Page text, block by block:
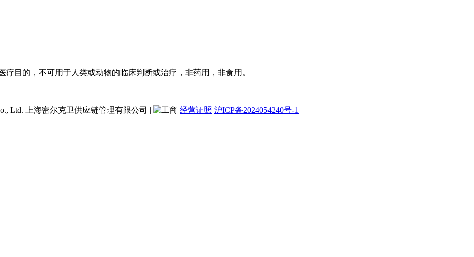
目的，不可用于人类或动物的临床判断或治疗，非药用，非食用。
Ltd. 上海密尔克卫供应链管理有限公司 | 经营证照 沪ICP备2024054240号-1